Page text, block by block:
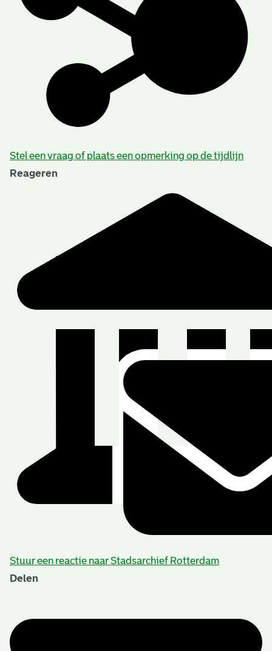
Stel een vraag of plaats een opmerking op de tijdlijn
Reageren
Stuur een reactie naar Stadsarchief Rotterdam
Delen